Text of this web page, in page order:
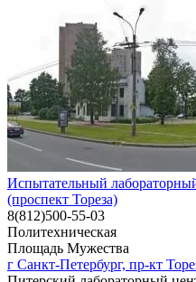
Испытательный
(проспект Тореза)
8(812)500-55-03
Политехническая
Площадь Мужества
г Санкт-Петербург, пр-кт